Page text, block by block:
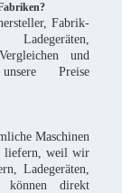
Fabrik-
und
Preise
Maschinen
liefern, weil wir
Ladegeräten,
können direkt